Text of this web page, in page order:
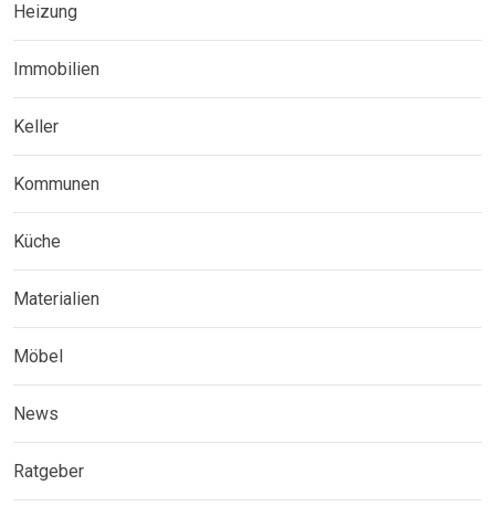
Heizung
Immobilien
Keller
Kommunen
Küche
Materialien
Möbel
News
Ratgeber